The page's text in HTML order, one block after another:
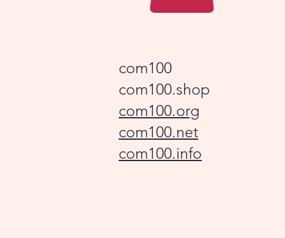
com100
com100.shop
com100.org
com100.net
com100.info